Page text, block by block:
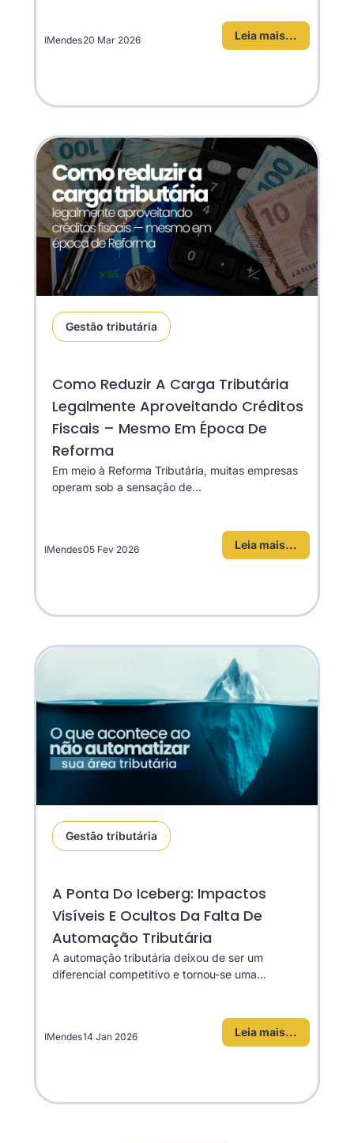
Leia mais...
IMendes20 Mar 2026
Gestão tributária
Como Reduzir A Carga Tributária
Legalmente Aproveitando Créditos
Fiscais – Mesmo Em Época De
Reforma
Em meio à Reforma Tributária, muitas empresas
operam sob a sensação de...
Leia mais...
IMendes05 Fev 2026
Gestão tributária
A Ponta Do Iceberg: Impactos
Visíveis E Ocultos Da Falta De
Automação Tributária
A automação tributária deixou de ser um
diferencial competitivo e tornou-se uma...
Leia mais...
IMendes14 Jan 2026